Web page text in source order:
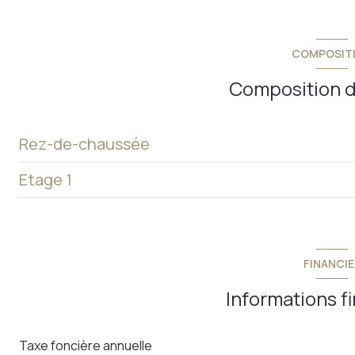
Composition
Rez-de-chaussée
entrée
garage
Etage 1
salle de bains
Informations
Taxe foncière annuelle